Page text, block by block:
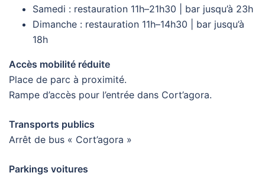
Samedi : restauration 11h–21h30 | bar jusqu’à 23h
Dimanche : restauration 11h–14h30 | bar jusqu’à
18h
Accès mobilité réduite
Place de parc à proximité.
Rampe d’accès pour l’entrée dans Cort’agora.
Transports publics
Arrêt de bus « Cort’agora »
Parkings voitures